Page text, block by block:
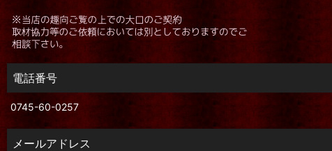
電話番号
0745-60-0257
メールアドレス